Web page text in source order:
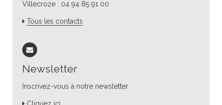
Villecroze : 04 94 85 91 00
Tous les contacts
Newsletter
Inscrivez-vous à notre newsletter
Cliquez ici